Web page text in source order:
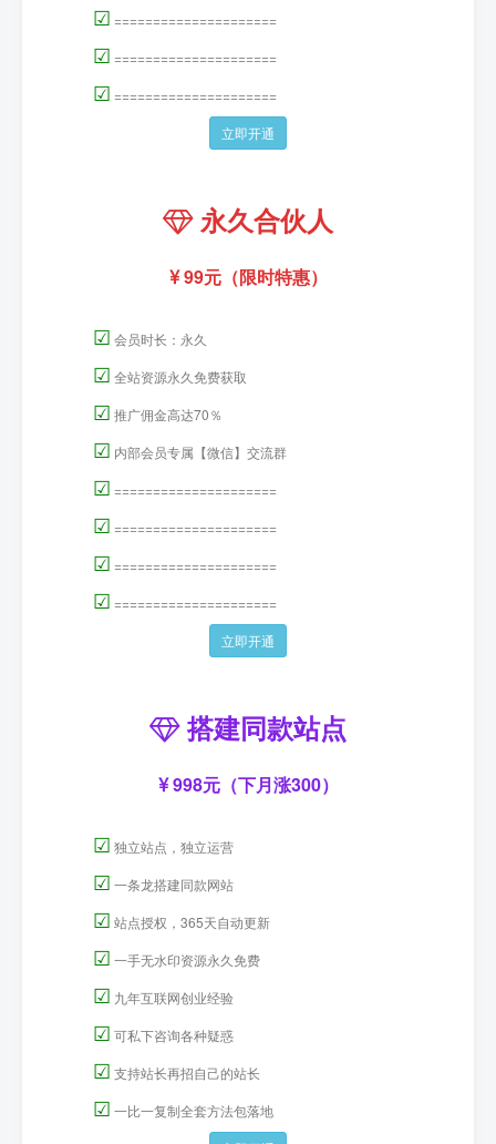
☑ =====================
☑ =====================
☑ =====================
立即开通
永久合伙人
99元（限时特惠）
☑ 会员时长：永久
☑ 全站资源永久免费获取
☑ 推广佣金高达70％
☑ 内部会员专属【微信】交流群
☑ =====================
☑ =====================
☑ =====================
☑ =====================
立即开通
搭建同款站点
998元（下月涨300）
☑ 独立站点，独立运营
☑ 一条龙搭建同款网站
☑ 站点授权，365天自动更新
☑ 一手无水印资源永久免费
☑ 九年互联网创业经验
☑ 可私下咨询各种疑惑
☑ 支持站长再招自己的站长
☑ 一比一复制全套方法包落地